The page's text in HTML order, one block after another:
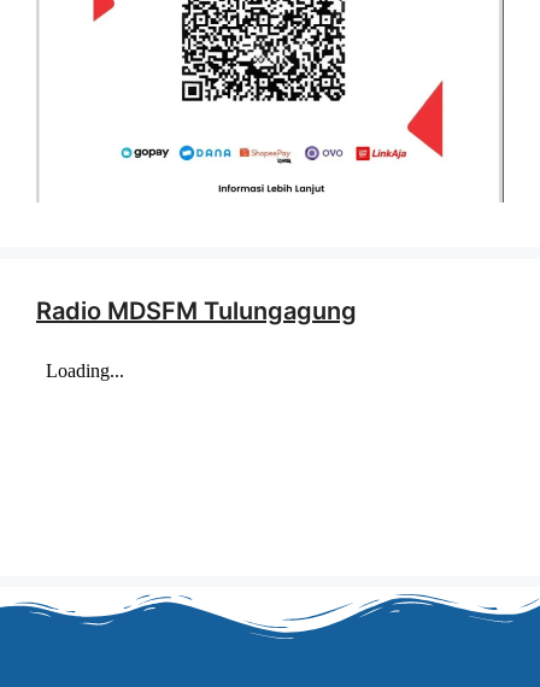
Radio MDSFM Tulungagung